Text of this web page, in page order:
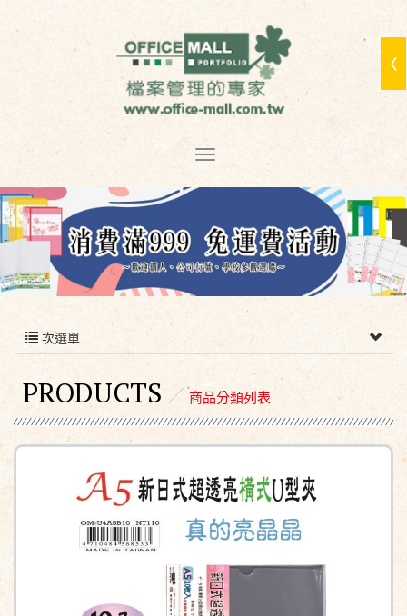
次選單
PRODUCTS 商品分類列表